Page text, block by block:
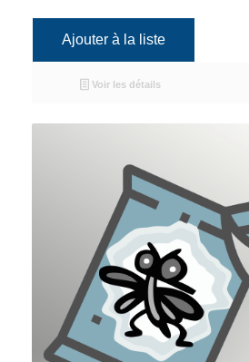
Ajouter à la liste
Voir les détails